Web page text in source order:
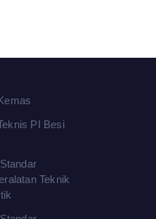
PI Besi
Teknik